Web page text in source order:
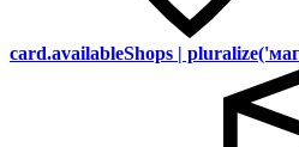
card.availableShops |